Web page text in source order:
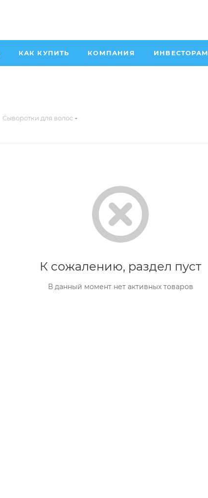
КАК КУПИТЬ КОМПАНИЯ ИНВЕСТОРАМ
Сыворотки для волос
К сожалению, раздел пуст
В данный момент нет активных товаров